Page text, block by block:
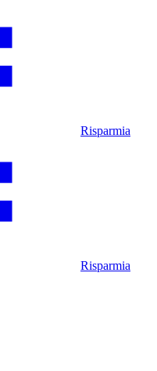
Risparmia
Risparmia